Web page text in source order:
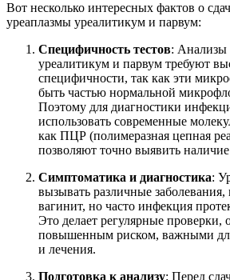
Вот несколько интересных фактов о
уреаплазмы уреалитикум и парвум:
Специфичность тестов: Анализы
уреалитикум и парвум требуют
специфичности, так как эти
быть частью нормальной
Поэтому для диагностики
использовать современные
как ПЦР (полимеразная цепная
позволяют точно выявить
Симптоматика и диагностика:
вызывать различные заболевания,
вагинит, но часто инфекция
Это делает регулярные проверки,
повышенным риском, важными
и лечения.
Подготовка к анализу: Перед